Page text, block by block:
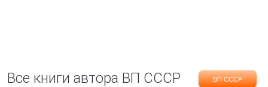
Все книги автора ВП СССР ВП СССР